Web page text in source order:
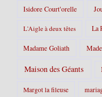
Isidore Court'orelle
L'Aigle à deux têtes La
Madame Goliath
Maison des Géants
Margot la fileuse